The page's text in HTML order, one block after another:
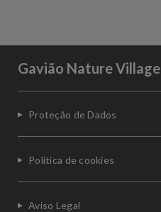
Gavião Nature Village
Proteção de Dados
Política de cookies
Aviso Legal